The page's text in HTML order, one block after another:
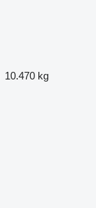
10.470 kg